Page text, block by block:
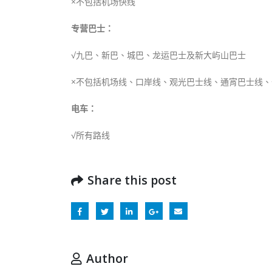
专营巴士：
√九巴、新巴、城巴、龙运巴士及新大屿山巴士
×不包括机场线、口岸线、观光巴士线、通宵巴士线
电车：
√所有路线
Share this post
Author